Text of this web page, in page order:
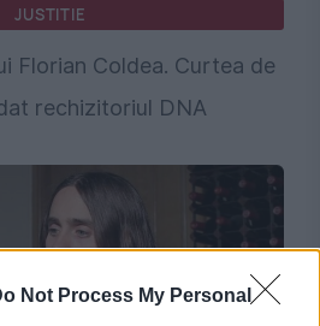
Not Process My Personal
JUSTITIE
Florian Coldea. Curtea de
rechizitoriul DNA